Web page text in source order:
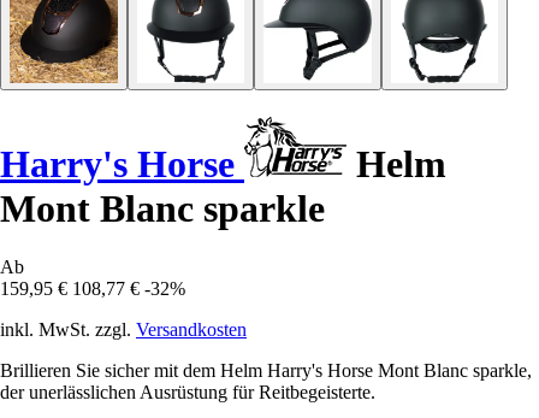
Harry's Horse
Helm
Mont Blanc sparkle
Ab
159,95 € 108,77 € -32%
inkl. MwSt. zzgl. Versandkosten
Brillieren Sie sicher mit dem Helm Harry's Horse Mont Blanc sparkle,
der unerlässlichen Ausrüstung für Reitbegeisterte.